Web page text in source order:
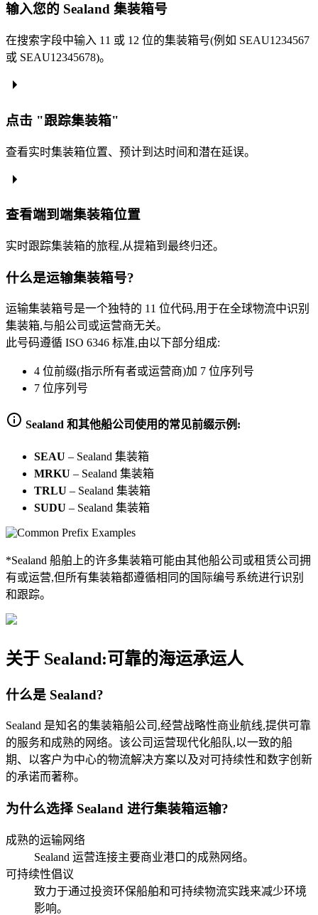
输入您的 Sealand 集装箱号
在搜索字段中输入 11 或 12 位的集装箱号(例如 SEAU1234567
或 SEAU12345678)。
点击 "跟踪集装箱"
查看实时集装箱位置、预计到达时间和潜在延误。
查看端到端集装箱位置
实时跟踪集装箱的旅程,从提箱到最终归还。
什么是运输集装箱号?
运输集装箱号是一个独特的 11 位代码,用于在全球物流中识别
集装箱,与船公司或运营商无关。
此号码遵循 ISO 6346 标准,由以下部分组成:
4 位前缀(指示所有者或运营商)加 7 位序列号
7 位序列号
Sealand 和其他船公司使用的常见前缀示例:
SEAU – Sealand 集装箱
MRKU – Sealand 集装箱
TRLU – Sealand 集装箱
SUDU – Sealand 集装箱
*Sealand 船舶上的许多集装箱可能由其他船公司或租赁公司拥
有或运营,但所有集装箱都遵循相同的国际编号系统进行识别
和跟踪。
关于 Sealand:可靠的海运承运人
什么是 Sealand?
Sealand 是知名的集装箱船公司,经营战略性商业航线,提供可靠
的服务和成熟的网络。该公司运营现代化船队,以一致的船
期、以客户为中心的物流解决方案以及对可持续性和数字创新
的承诺而著称。
为什么选择 Sealand 进行集装箱运输?
成熟的运输网络
Sealand 运营连接主要商业港口的成熟网络。
可持续性倡议
致力于通过投资环保船舶和可持续物流实践来减少环境
影响。